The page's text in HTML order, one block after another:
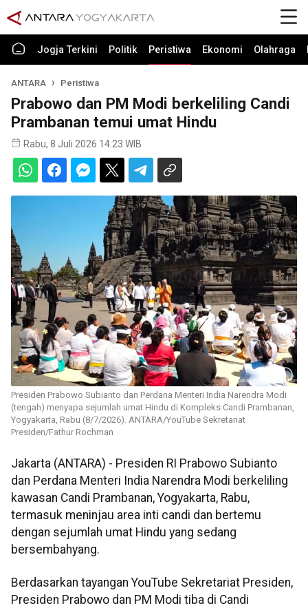
Jogja Terkini Politik Peristiwa Ekonomi Olahraga
ANTARA Peristiwa
Prabowo dan PM Modi berkeliling Candi
Prambanan temui umat Hindu
Rabu, 8 Juli 2026 14:23 WIB
Presiden Prabowo Subianto dan Perdana Menteri India Narendra Modi
(tengah) menyapa sejumlah umat Hindu di Kompleks Candi Prambanan,
Yogyakarta, Rabu (8/7/2026). ANTARA/YouTube Sekretariat
Presiden/Fathur Rochman
Jakarta (ANTARA) - Presiden RI Prabowo Subianto
dan Perdana Menteri India Narendra Modi berkeliling
kawasan Candi Prambanan, Yogyakarta, Rabu,
termasuk meninjau area inti candi dan bertemu
dengan sejumlah umat Hindu yang sedang
bersembahyang.
Berdasarkan tayangan YouTube Sekretariat Presiden,
Presiden Prabowo dan PM Modi tiba di Candi